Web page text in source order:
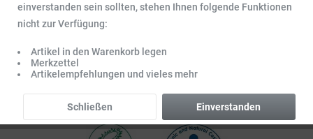
einverstanden sein sollten, stehen Ihnen folgende Funktionen
nicht zur Verfügung:
Artikel in den Warenkorb legen
Merkzettel
Artikelempfehlungen und vieles mehr
Einverstanden
Schließen